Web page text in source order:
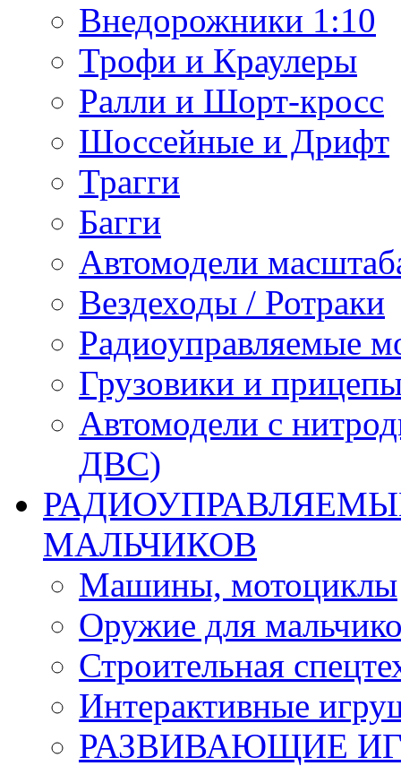
Внедорожники 1:10
Трофи и Краулеры
Ралли и Шорт-кросс
Шоссейные и Дрифт
Трагги
Багги
Автомодели
Вездеходы / Ротраки
Радиоуправляемые
Грузовики и
Автомодели с
ДВС)
МАЛЬЧИКОВ
Машины, мотоциклы
Оружие для
Строительная
Интерактивные
РАЗВИВАЮЩИЕ